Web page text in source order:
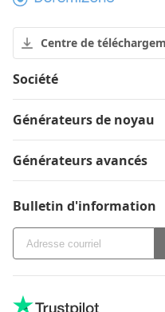
Centre de
Société
Générateurs de noyau
Générateurs avancés
Bulletin d'information